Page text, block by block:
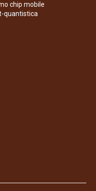
chip mobile
quantistica